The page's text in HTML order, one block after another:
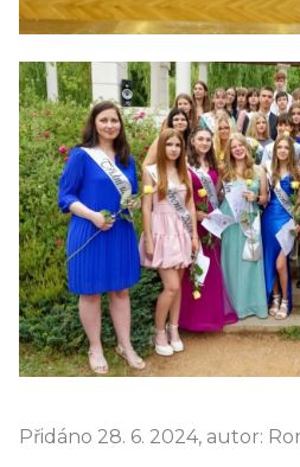
Přidáno 28. 6. 2024, autor: